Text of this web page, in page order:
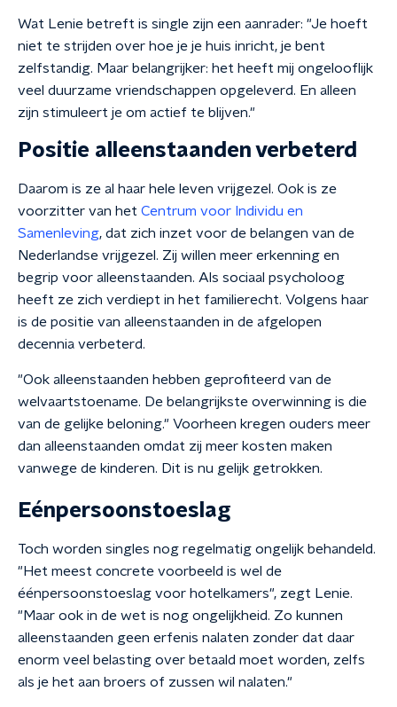
Wat Lenie betreft is single zijn een aanrader: "Je hoeft
niet te strijden over hoe je je huis inricht, je bent
zelfstandig. Maar belangrijker: het heeft mij ongelooflijk
veel duurzame vriendschappen opgeleverd. En alleen
zijn stimuleert je om actief te blijven."
Positie alleenstaanden verbeterd
Daarom is ze al haar hele leven vrijgezel. Ook is ze
voorzitter van het Centrum voor Individu en
Samenleving, dat zich inzet voor de belangen van de
Nederlandse vrijgezel. Zij willen meer erkenning en
begrip voor alleenstaanden. Als sociaal psycholoog
heeft ze zich verdiept in het familierecht. Volgens haar
is de positie van alleenstaanden in de afgelopen
decennia verbeterd.
"Ook alleenstaanden hebben geprofiteerd van de
welvaartstoename. De belangrijkste overwinning is die
van de gelijke beloning." Voorheen kregen ouders meer
dan alleenstaanden omdat zij meer kosten maken
vanwege de kinderen. Dit is nu gelijk getrokken.
Eénpersoonstoeslag
Toch worden singles nog regelmatig ongelijk behandeld.
"Het meest concrete voorbeeld is wel de
éénpersoonstoeslag voor hotelkamers", zegt Lenie.
"Maar ook in de wet is nog ongelijkheid. Zo kunnen
alleenstaanden geen erfenis nalaten zonder dat daar
enorm veel belasting over betaald moet worden, zelfs
als je het aan broers of zussen wil nalaten."